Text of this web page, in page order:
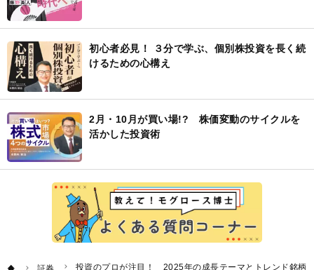
初心者必見！ ３分で学ぶ、個別株投資を長く続
けるための心構え
2月・10月が買い場!? 株価変動のサイクルを
活かした投資術
投資のプロが注目！ 2025年の成長テーマとトレンド銘柄